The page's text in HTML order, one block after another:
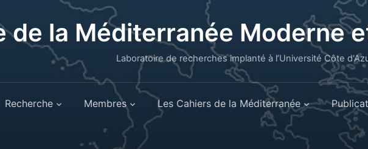
de la Méditerranée Moderne
Laboratoire de recherches implanté à l’Université Côte
Recherche Membres Les Cahiers de la Méditerranée